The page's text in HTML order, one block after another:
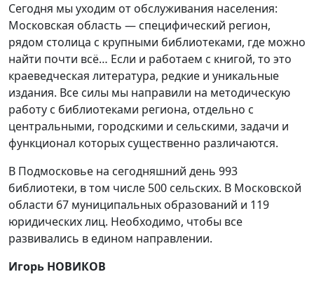
Сегодня мы уходим от обслуживания населения:
Московская область — специфический регион,
рядом столица с крупными библиотеками, где можно
найти почти всё… Если и работаем с книгой, то это
краеведческая литература, редкие и уникальные
издания. Все силы мы направили на методическую
работу с библиотеками региона, отдельно с
центральными, городскими и сельскими, задачи и
функционал которых существенно различаются.
В Подмосковье на сегодняшний день 993
библиотеки, в том числе 500 сельских. В Московской
области 67 муниципальных образований и 119
юридических лиц. Необходимо, чтобы все
развивались в едином направлении.
Игорь НОВИКОВ